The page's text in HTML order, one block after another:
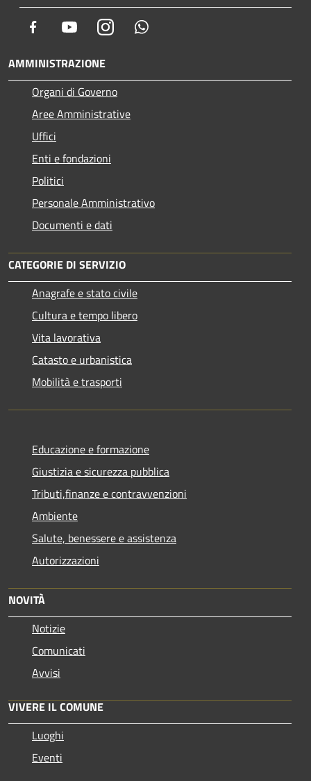
Facebook YoutubeInstagram
AMMINISTRAZIONE
Organi di Governo
Aree Amministrative
Uffici
Enti e fondazioni
Politici
Personale Amministrativo
Documenti e dati
CATEGORIE DI SERVIZIO
Anagrafe e stato civile
Cultura e tempo libero
Vita lavorativa
Catasto e urbanistica
Mobilità e trasporti
Educazione e formazione
Giustizia e sicurezza pubblica
Tributi,finanze e contravvenzioni
Ambiente
Salute, benessere e assistenza
Autorizzazioni
NOVITÀ
Notizie
Comunicati
Avvisi
VIVERE IL COMUNE
Luoghi
Eventi